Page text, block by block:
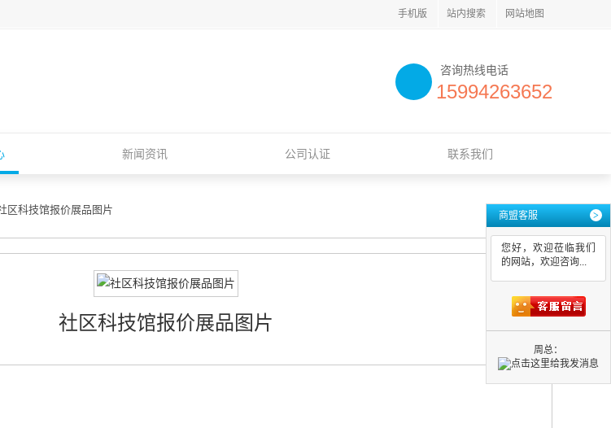
手机版 站内搜索 网站地图
咨询热线电话
15994263652
新闻资讯 公司认证 联系我们
区科技馆报价展品图片
社区科技馆报价展品图片
商盟客服 >
您好，欢迎莅临我们
的网站，欢迎咨询...
周总：